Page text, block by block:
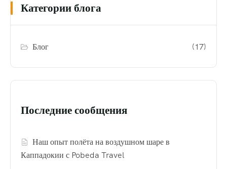
Категории блога
Блог (17)
Последние сообщения
Наш опыт полёта на воздушном шаре в
Каппадокии с Pobeda Travel